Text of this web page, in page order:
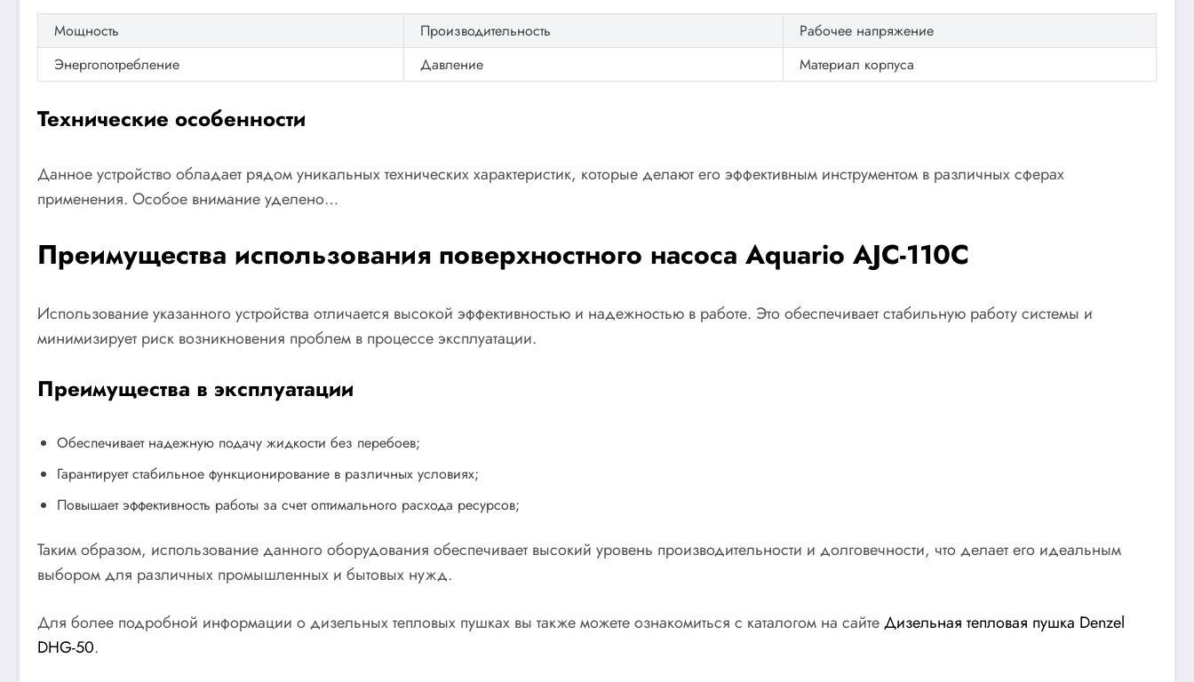
Мощность Производительность
Рабочее напряжение
Энергопотребление
Давление Материал корпуса
Технические особенности
Данное устройство обладает рядом уникальных технических характеристик, которые делают его эффективным инструментом в различных сферах
применения. Особое внимание уделено…
Преимущества использования поверхностного насоса Aquario AJC-110C
Использование указанного устройства отличается высокой эффективностью и надежностью в работе. Это обеспечивает стабильную работу системы и
минимизирует риск возникновения проблем в процессе эксплуатации.
Преимущества в эксплуатации
Обеспечивает надежную подачу жидкости без перебоев;
Гарантирует стабильное функционирование в различных условиях;
Повышает эффективность работы за счет оптимального расхода ресурсов;
Таким образом, использование данного оборудования обеспечивает высокий уровень производительности и долговечности, что делает его идеальным
выбором для различных промышленных и бытовых нужд.
Для более подробной информации о дизельных тепловых пушках вы также можете ознакомиться с каталогом на сайтеДизельная тепловая пушка Denzel
DHG-50.